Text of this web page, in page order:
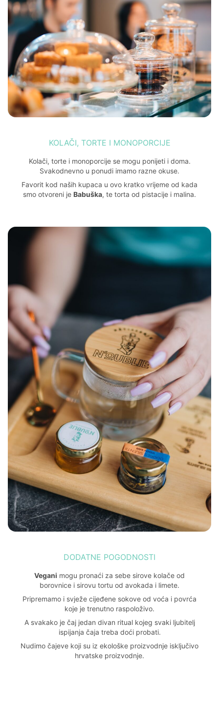
KOLAČI, TORTE I MONOPORCIJE
Kolači, torte i monoporcije se mogu ponijeti i doma.
Svakodnevno u ponudi imamo razne okuse.
Favorit kod naših kupaca u ovo kratko vrijeme od kada
smo otvoreni je Babuška, te torta od pistacije i malina.
DODATNE POGODNOSTI
Vegani mogu pronaći za sebe sirove kolače od
borovnice i sirovu tortu od avokada i limete.
Pripremamo i svježe cijeđene sokove od voća i povrća
koje je trenutno raspoloživo.
A svakako je čaj jedan divan ritual kojeg svaki ljubitelj
ispijanja čaja treba doći probati.
Nudimo čajeve koji su iz ekološke proizvodnje isključivo
hrvatske proizvodnje.